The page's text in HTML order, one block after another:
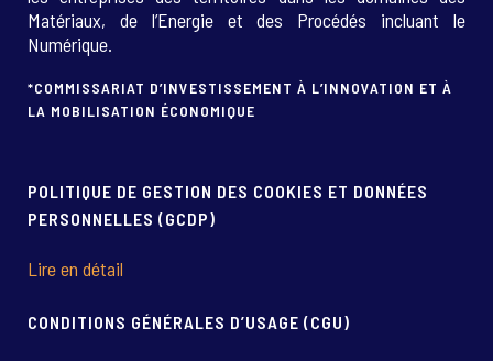
Matériaux, de l’Energie et des Procédés incluant le
Numérique.
*COMMISSARIAT D’INVESTISSEMENT À L’INNOVATION ET À
LA MOBILISATION ÉCONOMIQUE
POLITIQUE DE GESTION DES COOKIES ET DONNÉES
PERSONNELLES (GCDP)
Lire en détail
CONDITIONS GÉNÉRALES D’USAGE (CGU)